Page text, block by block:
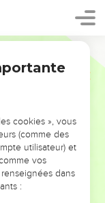
ÉVITER LES
cookies », vous
(comme des
utilisateur) et
vos
dans
: